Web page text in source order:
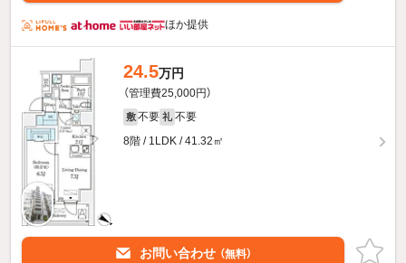
ほか提供
24.5万円
（管理費25,000円）
敷 不要 礼 不要
8階 / 1LDK / 41.32㎡
お問い合わせ （無料）